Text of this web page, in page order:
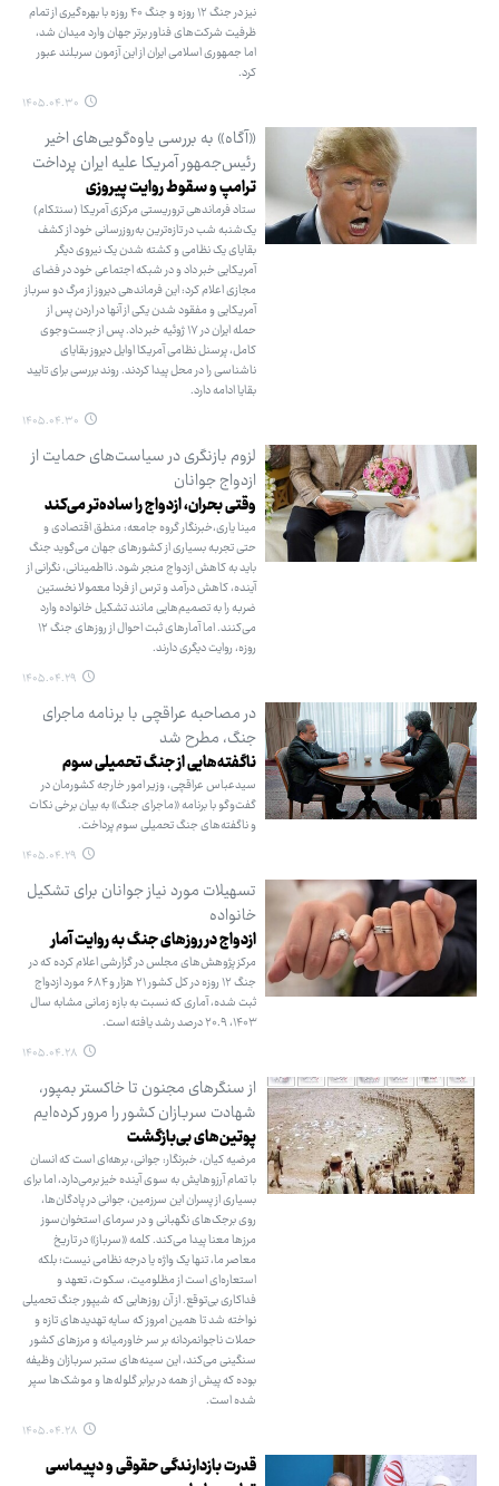
نیز در جنگ ۱۲ روزه و جنگ ۴۰ روزه با بهره‌گیری از تمام
ظرفیت شرکت‌های فناور برتر جهان وارد میدان شد،
اما جمهوری اسلامی ایران از این آزمون سربلند عبور
کرد.
۱۴۰۵.۰۴.۳۰
«آگاه» به بررسی یاوه‌گویی‌های اخیر
رئیس‌جمهور آمریکا علیه ایران پرداخت
ترامپ و سقوط روایت پیروزی
ستاد فرماندهی تروریستی مرکزی آمریکا (سنتکام)
یک‌شنبه شب در تازه‌ترین به‌روزرسانی خود از کشف
بقایای یک نظامی و کشته شدن یک نیروی دیگر
آمریکایی خبر داد و در شبکه اجتماعی خود در فضای
مجازی اعلام کرد: این فرماندهی دیروز از مرگ دو سرباز
آمریکایی و مفقود شدن یکی از آنها در اردن پس از
حمله ایران در ۱۷ ژوئیه خبر داد. پس از جست‌وجوی
کامل، پرسنل نظامی آمریکا اوایل دیروز بقایای
ناشناسی را در محل پیدا کردند. روند بررسی برای تایید
بقایا ادامه دارد.
۱۴۰۵.۰۴.۳۰
لزوم بازنگری در سیاست‌های حمایت از
ازدواج جوانان
وقتی بحران، ازدواج را ساده‌تر می‌کند
مینا یاری،خبرنگار گروه جامعه: منطق اقتصادی و
حتی تجربه بسیاری از کشورهای جهان می‌گوید جنگ
باید به کاهش ازدواج منجر شود. نااطمینانی، نگرانی از
آینده، کاهش درآمد و ترس از فردا معمولا نخستین
ضربه را به تصمیم‌هایی مانند تشکیل خانواده وارد
می‌کنند. اما آمارهای ثبت احوال از روزهای جنگ ۱۲
روزه، روایت دیگری دارند.
۱۴۰۵.۰۴.۲۹
در مصاحبه عراقچی با برنامه ماجرای
جنگ، مطرح شد
ناگفته‌هایی از جنگ تحمیلی سوم
سیدعباس عراقچی، وزیر امور خارجه کشورمان در
گفت‌وگو با برنامه «ماجرای جنگ» به بیان برخی نکات
و ناگفته‌های جنگ تحمیلی سوم پرداخت.
۱۴۰۵.۰۴.۲۹
تسهیلات مورد نیاز جوانان برای تشکیل
خانواده
ازدواج در روزهای جنگ به روایت آمار
مرکز پژوهش‌های مجلس در گزارشی اعلام کرده که در
جنگ ۱۲ روزه در کل کشور ۲۱ هزار و ۶۸۴ مورد ازدواج
ثبت شده، آماری که نسبت به بازه زمانی مشابه سال
۱۴۰۳، ۲۰.۹ درصد رشد یافته است.
۱۴۰۵.۰۴.۲۸
از سنگرهای مجنون تا خاکستر بمپور،
شهادت سربازان کشور را مرور کرده‌ایم
پوتین‌های بی‌بازگشت
مرضیه کیان، خبرنگار: جوانی، برهه‌ای است که انسان
با تمام آرزوهایش به سوی آینده خیز برمی‌دارد، اما برای
بسیاری از پسران این سرزمین، جوانی در پادگان‌ها،
روی برجک‌های نگهبانی و در سرمای استخوان‌سوز
مرزها معنا پیدا می‌کند. کلمه «سرباز» در تاریخ
معاصر ما، تنها یک واژه یا درجه نظامی نیست؛ بلکه
استعاره‌ای است از مظلومیت، سکوت، تعهد و
فداکاری بی‌توقع. از آن روزهایی که شیپور جنگ تحمیلی
نواخته شد تا همین امروز که سایه تهدیدهای تازه و
حملات ناجوانمردانه بر سر خاورمیانه و مرزهای کشور
سنگینی می‌کند، این سینه‌های ستبر سربازان وظیفه
بوده که پیش از همه در برابر گلوله‌ها و موشک‌ها سپر
شده است.
۱۴۰۵.۰۴.۲۸
قدرت بازدارندگی حقوقی و دپیماسی